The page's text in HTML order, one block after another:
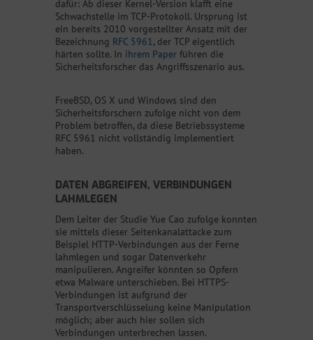
dafür: Ab dieser Kernel-Version klafft eine
Schwachstelle im TCP-Protokoll. Ursprung ist
ein bereits 2010 vorgestellter Ansatz mit der
Bezeichnung RFC 5961, der TCP eigentlich
härten sollte. In ihrem Paper führen die
Sicherheitsforscher das Angriffsszenario aus.
FreeBSD, OS X und Windows sind den
Sicherheitsforschern zufolge nicht von dem
Problem betroffen, da diese Betriebssysteme
RFC 5961 nicht vollständig implementiert
haben.
DATEN ABGREIFEN, VERBINDUNGEN
LAHMLEGEN
Dem Leiter der Studie Yue Cao zufolge konnten
sie mittels dieser Seitenkanalattacke zum
Beispiel HTTP-Verbindungen aus der Ferne
lahmlegen und sogar Datenverkehr
manipulieren. Angreifer könnten so Opfern
etwa Malware unterschieben. Bei HTTPS-
Verbindungen ist aufgrund der
Transportverschlüsselung keine Manipulation
möglich; aber auch hier sollen sich
Verbindungen unterbrechen lassen.